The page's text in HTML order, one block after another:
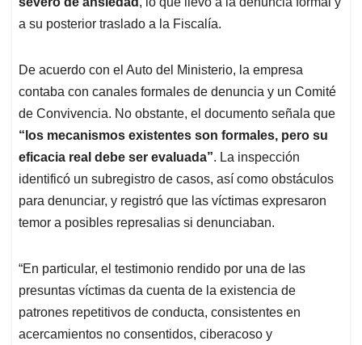
a su posterior traslado a la Fiscalía.
De acuerdo con el Auto del Ministerio, la empresa
contaba con canales formales de denuncia y un Comité
de Convivencia. No obstante, el documento señala que
“los mecanismos existentes son formales, pero su
eficacia real debe ser evaluada”. La inspección
identificó un subregistro de casos, así como obstáculos
para denunciar, y registró que las víctimas expresaron
temor a posibles represalias si denunciaban.
“En particular, el testimonio rendido por una de las
presuntas víctimas da cuenta de la existencia de
patrones repetitivos de conducta, consistentes en
acercamientos no consentidos, ciberacoso y